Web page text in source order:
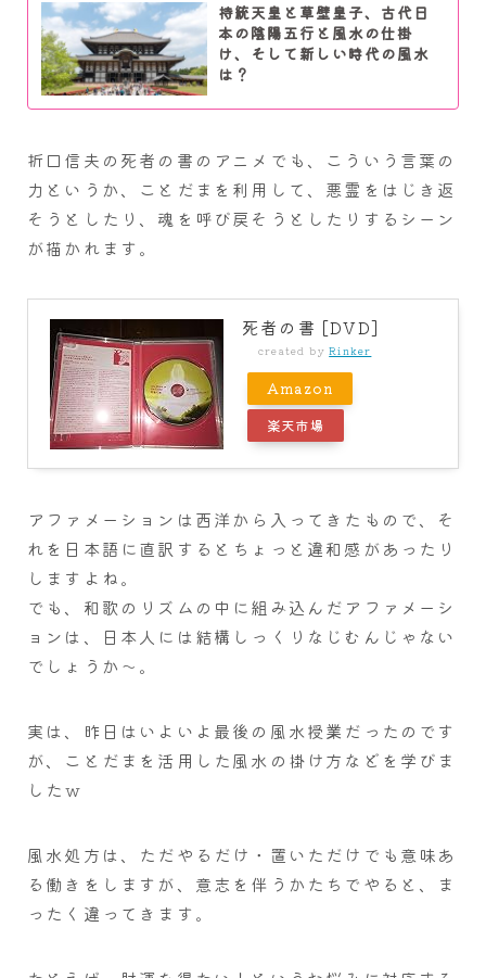
持統天皇と草壁皇子、古代日
本の陰陽五行と風水の仕掛
け、そして新しい時代の風水
は？
折口信夫の死者の書のアニメでも、こういう言葉の
力というか、ことだまを利用して、悪霊をはじき返
そうとしたり、魂を呼び戻そうとしたりするシーン
が描かれます。
死者の書 [DVD]
created byRinker
Amazon
楽天市場
アファメーションは西洋から入ってきたもので、そ
れを日本語に直訳するとちょっと違和感があったり
しますよね。
でも、和歌のリズムの中に組み込んだアファメーシ
ョンは、日本人には結構しっくりなじむんじゃない
でしょうか～。
実は、昨日はいよいよ最後の風水授業だったのです
が、ことだまを活用した風水の掛け方などを学びま
したｗ
風水処方は、ただやるだけ・置いただけでも意味あ
る働きをしますが、意志を伴うかたちでやると、ま
ったく違ってきます。